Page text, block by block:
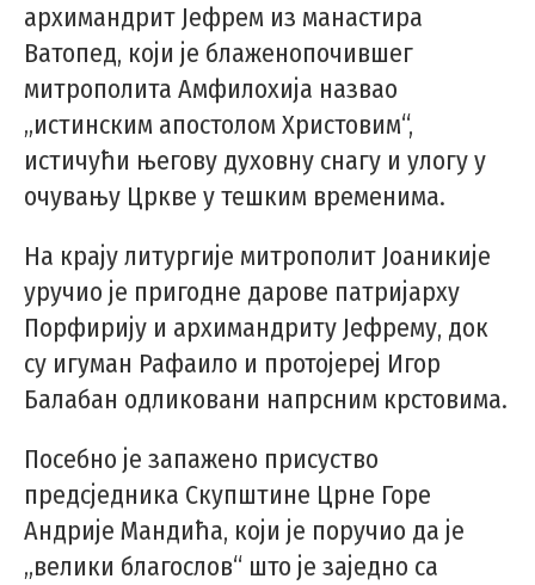
архимандрит Јефрем из манастира
Ватопед, који је блаженопочившег
митрополита Амфилохија назвао
„истинским апостолом Христовим“,
истичући његову духовну снагу и улогу у
очувању Цркве у тешким временима.
На крају литургије митрополит Јоаникије
уручио је пригодне дарове патријарху
Порфирију и архимандриту Јефрему, док
су игуман Рафаило и протојереј Игор
Балабан одликовани напрсним крстовима.
Посебно је запажено присуство
предсједника Скупштине Црне Горе
Андрије Мандића, који је поручио да је
„велики благослов“ што је заједно са